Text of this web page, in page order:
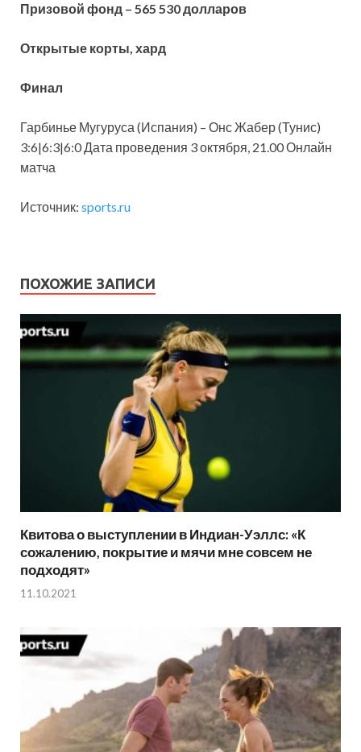
Призовой фонд – 565 530 долларов
Открытые корты, хард
Финал
Гарбинье Мугуруса (Испания) – Онс Жабер (Тунис)
3:6|6:3|6:0 Дата проведения 3 октября, 21.00 Онлайн
матча
Источник: sports.ru
ПОХОЖИЕ ЗАПИСИ
Квитова о выступлении в Индиан-Уэллс: «К
сожалению, покрытие и мячи мне совсем не
подходят»
11.10.2021